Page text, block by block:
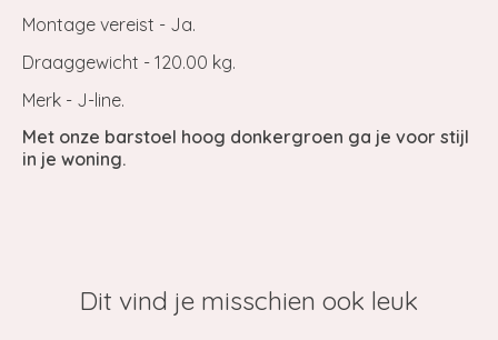
Montage vereist - Ja.
Draaggewicht - 120.00 kg.
Merk - J-line.
Met onze barstoel hoog donkergroen ga je voor stijl
in je woning.
Dit vind je misschien ook leuk